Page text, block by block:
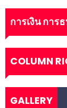
การเงิน การ
COLUMN
GALLERY